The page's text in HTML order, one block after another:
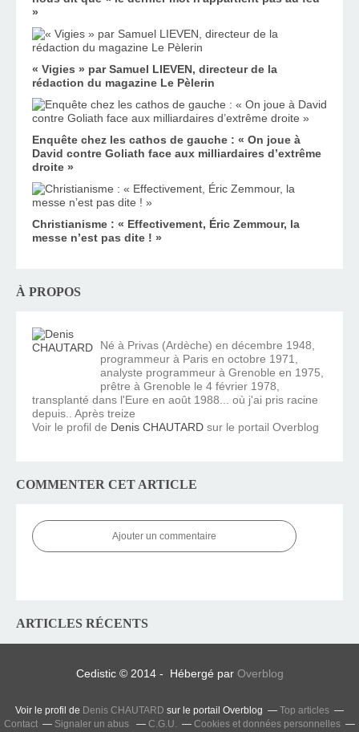
»
« Vigies » par Samuel LIEVEN, directeur de la
rédaction du magazine Le Pèlerin
Enquête chez les cathos de gauche : « On joue à
David contre Goliath face aux milliardaires d’extrême
droite »
Christianisme : « Effectivement, Éric Zemmour, la
messe n’est pas dite ! »
À PROPOS
Né à Privas (Ardèche) en décembre 1948,
programmeur à Paris en octobre 1971,
analyste programmeur à Grenoble en 1975,
prêtre à Grenoble le 4 février 1978,
transplanté dans l'Eure en août 1988... où j'ai pris racine
depuis.. Après treize
Voir le profil de Denis CHAUTARD sur le portail Overblog
COMMENTER CET ARTICLE
Ajouter un commentaire
ARTICLES RÉCENTS
Cedistic © 2014 - Hébergé par Overblog
Voir le profil de Denis CHAUTARD sur le portail Overblog
Top articles
Contact
Signaler un abus C.G.U.
Cookies et données personnelles